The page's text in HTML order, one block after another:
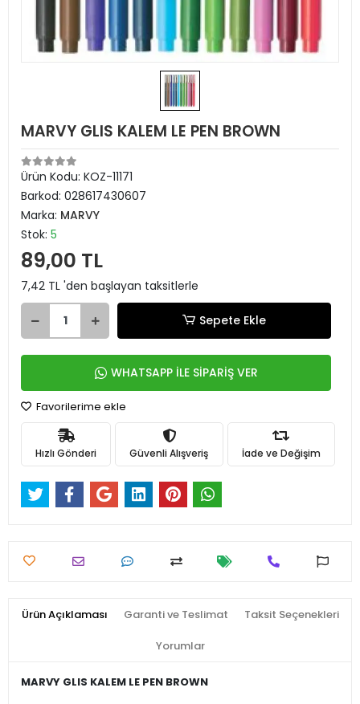
MARVY GLIS KALEM LE PEN BROWN
Ürün Kodu: KOZ-11171
Barkod: 028617430607
Marka: MARVY
Stok: 5
89,00 TL
7,42 TL 'den başlayan taksitlerle
Sepete Ekle
WHATSAPP İLE SİPARİŞ VER
Favorilerime ekle
Hızlı Gönderi Güvenli Alışveriş İade ve Değişim
Ürün Açıklaması Garanti ve Teslimat Taksit Seçenekleri
Yorumlar
MARVY GLIS KALEM LE PEN BROWN